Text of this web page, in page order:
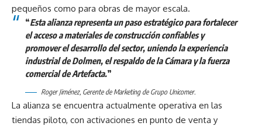
pequeños como para obras de mayor escala.
“Esta alianza representa un paso estratégico para fortalecer
el acceso a materiales de construcción confiables y
promover el desarrollo del sector, uniendo la experiencia
industrial de Dolmen, el respaldo de la Cámara y la fuerza
comercial de Artefacta.”
Roger Jiménez, Gerente de Marketing de Grupo Unicomer.
La alianza se encuentra actualmente operativa en las
tiendas piloto, con activaciones en punto de venta y